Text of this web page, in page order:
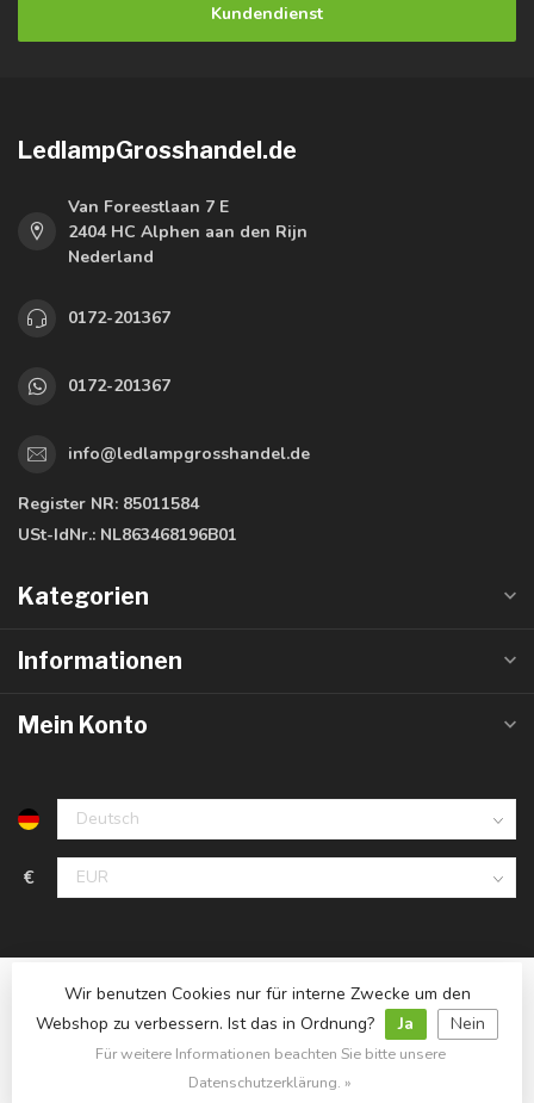
Kundendienst
LedlampGrosshandel.de
Van Foreestlaan 7 E
2404 HC Alphen aan den Rijn
Nederland
0172-201367
0172-201367
info@ledlampgrosshandel.de
Register NR: 85011584
USt-IdNr.: NL863468196B01
Kategorien
Informationen
Mein Konto
€
© Copyright 2026 LedlampGrosshandel.de- Powered by
Lightspeed- Theme byDyvelopment
Wir benutzen Cookies nur für interne Zwecke um den
Webshop zu verbessern. Ist das in Ordnung?
Ja Nein
Für weitere Informationen beachten Sie bitte unsere
Datenschutzerklärung. »